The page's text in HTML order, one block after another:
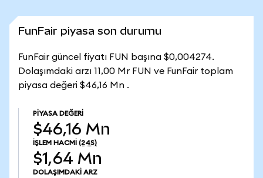
FunFair piyasa son durumu
FunFair güncel fiyatı FUN başına $0,004274.
Dolaşımdaki arzı 11,00 Mr FUN ve FunFair toplam
piyasa değeri $46,16 Mn .
PIYASA DEĞERI
$46,16 Mn
İŞLEM HACMI (24S)
$1,64 Mn
DOLAŞIMDAKI ARZ